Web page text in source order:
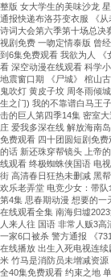
整版 女大学生的美味沙龙
通报快递布洛芬变衣服 《
诗词大会第六季第十场总决
视剧免费 一吻定情泰版 曾
到6集免费观看 我欲为人 《
看 深空动漫在线观看 科学
地震窗口期 《尸城》 棺山
鬼吹灯 黄皮子坟 周冬雨倾
生之门) 我的不靠谱白马王
击的巨人第四季14集 密室
庄 爱我多深在线 解放海南
免费观看 四十团圆短剧免
的话 新还珠穿帮镜头 上帝
线观看 终极蜘蛛侠国语 电
街 高清春日狂热未删减 黑
欢乐老弄堂 电竞少女：带
第4集 思春期动漫 想要的一
在线观看全集 南海归墟
人来人往 国语 非常人贩3
一家6口被杀 警方通报 《
在线播放 出生入死电视连
米 竹马是消防员未增减资
全40集免费观看 约束之地